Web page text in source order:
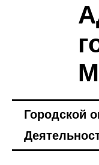
Городской